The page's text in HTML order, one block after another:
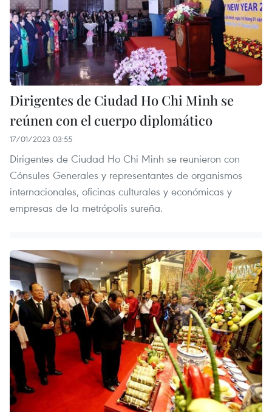
Dirigentes de Ciudad Ho Chi Minh se
reúnen con el cuerpo diplomático
17/01/2023 03:55
Dirigentes de Ciudad Ho Chi Minh se reunieron con
Cónsules Generales y representantes de organismos
internacionales, oficinas culturales y económicas y
empresas de la metrópolis sureña.